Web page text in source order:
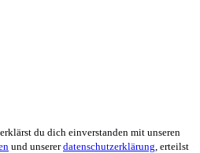
du dich einverstanden mit unseren
und unsererdatenschutzerklärung , erteilst